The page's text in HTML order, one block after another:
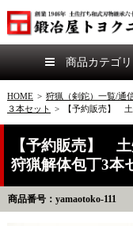
商品カテゴリ
HOME > 狩猟（剣鉈）一覧/通
３本セット > 【予約販売】
【予約販売】
狩猟解体包丁3本
商品番号：yamaotoko-111